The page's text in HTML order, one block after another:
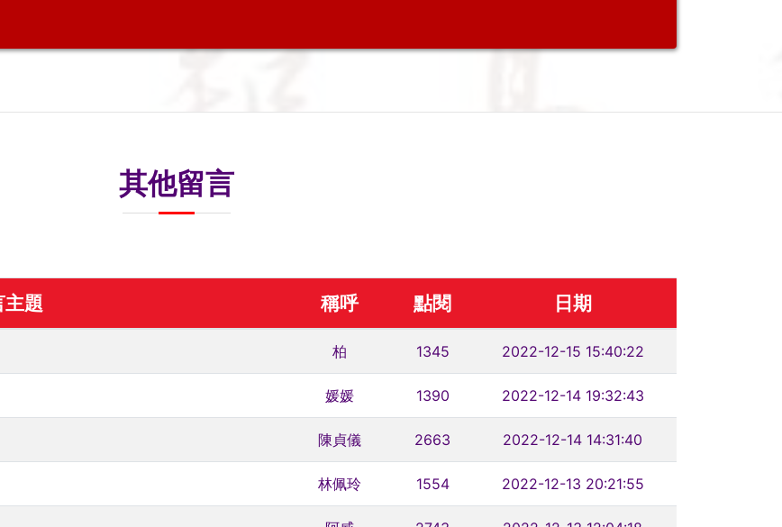
其他留言
主題 稱呼 點閱 日期
柏 1345 2022-12-15 15:40:22
媛媛 1390 2022-12-14 19:32:43
陳貞儀 2663 2022-12-14 14:31:40
林佩玲 1554 2022-12-13 20:21:55